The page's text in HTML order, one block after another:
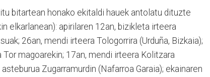
bitartean honako ekitaldi hauek antolatu dituzte
elkarlanean): apirilaren 12an, bizikleta irteera
26an, mendi irteera Tologorrira (Urduña, Bizkaia);
magoarekin; 17an, mendi irteera Kolitzara
Zugarramurdin (Nafarroa Garaia); ekainaren